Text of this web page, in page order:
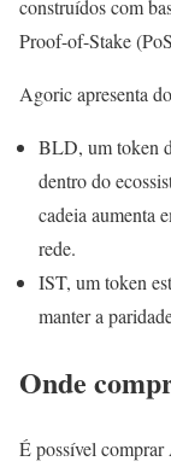
construídos com
Proof-of-Stake
Agoric apresenta
BLD, um token
dentro do
cadeia aumenta
rede.
IST, um token
manter a
Onde
É possível